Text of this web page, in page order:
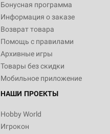
Бонусная программа
Информация о заказе
Возврат товара
Помощь с правилами
Архивные игры
Товары без скидки
Мобильное приложение
НАШИ ПРОЕКТЫ
Hobby World
Игрокон